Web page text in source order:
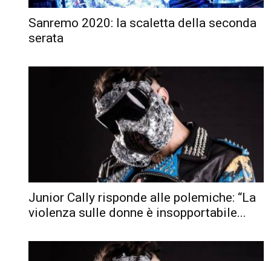
Sanremo 2020: la scaletta della seconda
serata
Junior Cally risponde alle polemiche: “La
violenza sulle donne è insopportabile...